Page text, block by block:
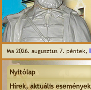
Ma 2026. augusztus 7. péntek,
Nyitólap
Hírek, aktuális események